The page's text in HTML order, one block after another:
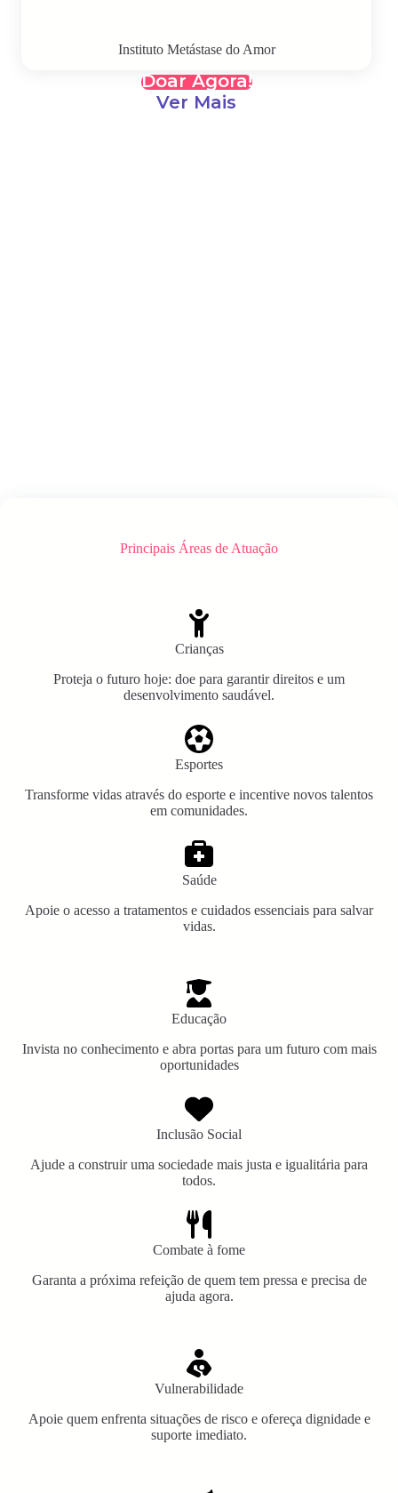
Instituto Metástase do Amor
Doar Agora!
Ver Mais
Principais Áreas de Atuação
Crianças
Proteja o futuro hoje: doe para garantir direitos e um
desenvolvimento saudável.
Esportes
Transforme vidas através do esporte e incentive novos talentos
em comunidades.
Saúde
Apoie o acesso a tratamentos e cuidados essenciais para salvar
vidas.
Educação
Invista no conhecimento e abra portas para um futuro com mais
oportunidades
Inclusão Social
Ajude a construir uma sociedade mais justa e igualitária para
todos.
Combate à fome
Garanta a próxima refeição de quem tem pressa e precisa de
ajuda agora.
Vulnerabilidade
Apoie quem enfrenta situações de risco e ofereça dignidade e
suporte imediato.